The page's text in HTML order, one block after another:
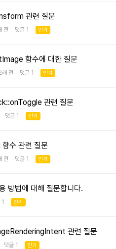
관련 질문
전 댓글 1 인기
함수에 대한 질문
래 전 댓글 1 인기
관련 질문
댓글 1 인기
수 관련 질문
전 댓글 1 인기
방법에 대해 질문합니다.
1 인기
관련 질문
댓글 1 인기